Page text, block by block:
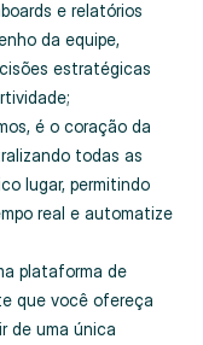
e relatórios
da equipe,
estratégicas
é o coração da
todas as
lugar, permitindo
real e automatize
plataforma de
que você ofereça
de uma única